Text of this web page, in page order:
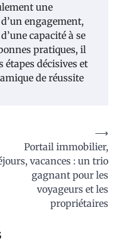
une
engagement,
capacité à se
pratiques, il
étapes décisives et
de réussite
Portail immobilier,
vacances : un trio
gagnant pour les
voyageurs et les
propriétaires
⟶